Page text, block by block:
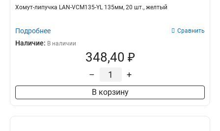
Хомут-липучка LAN-VCM135-YL 135мм, 20 шт., желтый
Подробнее Сравнить
Наличие: В наличии
348,40 ₽
– +
В корзину